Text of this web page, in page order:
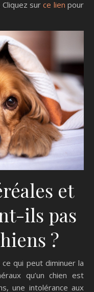
Cliquez surce lien pour
et
ils pas
?
qui peut diminuer la
qu’un chien est
une intolérance aux